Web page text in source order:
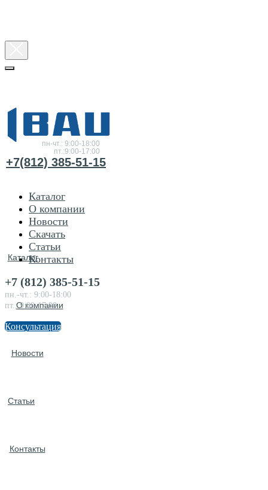
Консультация
по товарам
пн-чт.: 9:00-18:00
пт.:9:00-17:00
+7(812) 385-51-15
Каталог
О компании
Новости
Статьи
Контакты
Каталог
О компании
Новости
Скачать
Статьи
Контакты
+7 (812) 385-51-15
пн.-чт.: 9:00-18:00
пт.: 9:00-17:00
Консультация